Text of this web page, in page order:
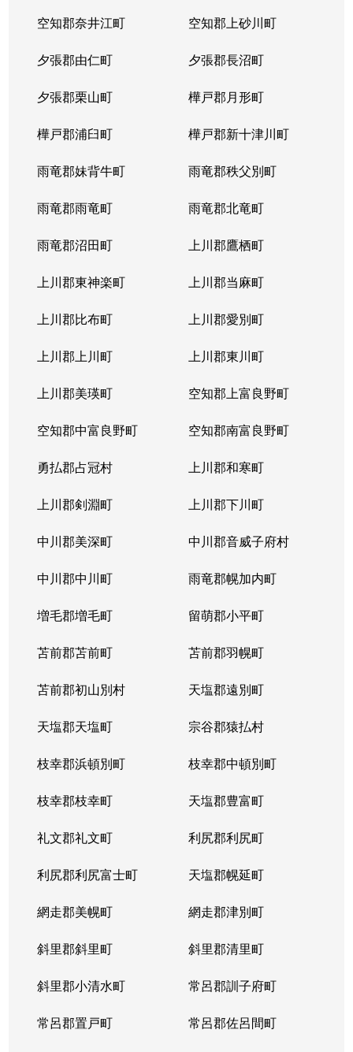
空知郡奈井江町 空知郡上砂川町
夕張郡由仁町 夕張郡長沼町
夕張郡栗山町 樺戸郡月形町
樺戸郡浦臼町 樺戸郡新十津川町
雨竜郡妹背牛町 雨竜郡秩父別町
雨竜郡雨竜町 雨竜郡北竜町
雨竜郡沼田町 上川郡鷹栖町
上川郡東神楽町 上川郡当麻町
上川郡比布町 上川郡愛別町
上川郡上川町 上川郡東川町
上川郡美瑛町 空知郡上富良野町
空知郡中富良野町 空知郡南富良野町
勇払郡占冠村 上川郡和寒町
上川郡剣淵町 上川郡下川町
中川郡美深町 中川郡音威子府村
中川郡中川町 雨竜郡幌加内町
増毛郡増毛町 留萌郡小平町
苫前郡苫前町 苫前郡羽幌町
苫前郡初山別村 天塩郡遠別町
天塩郡天塩町 宗谷郡猿払村
枝幸郡浜頓別町 枝幸郡中頓別町
枝幸郡枝幸町 天塩郡豊富町
礼文郡礼文町 利尻郡利尻町
利尻郡利尻富士町 天塩郡幌延町
網走郡美幌町 網走郡津別町
斜里郡斜里町 斜里郡清里町
斜里郡小清水町 常呂郡訓子府町
常呂郡置戸町 常呂郡佐呂間町